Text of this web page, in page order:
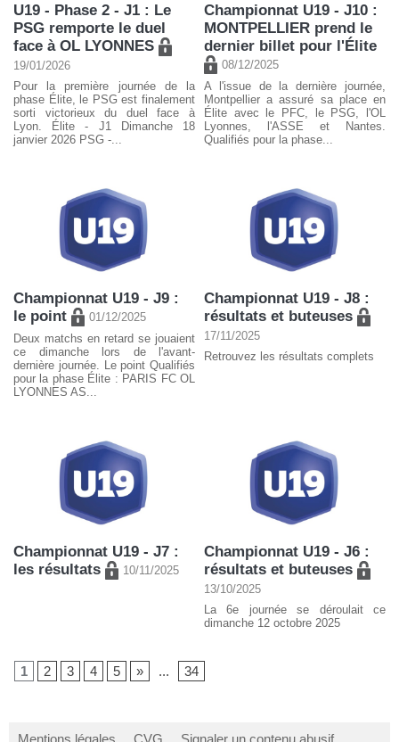
U19 - Phase 2 - J1 : Le
PSG remporte le duel
face à OL LYONNES
19/01/2026
Pour la première journée de la
phase Élite, le PSG est finalement
sorti victorieux du duel face à
Lyon. Élite - J1 Dimanche 18
janvier 2026 PSG -...
Championnat U19 - J10 :
MONTPELLIER prend le
dernier billet pour l'Élite
08/12/2025
A l'issue de la dernière journée,
Montpellier a assuré sa place en
Élite avec le PFC, le PSG, l'OL
Lyonnes, l'ASSE et Nantes.
Qualifiés pour la phase...
Championnat U19 - J9 :
le point
01/12/2025
Deux matchs en retard se jouaient
ce dimanche lors de l'avant-
dernière journée. Le point Qualifiés
pour la phase Élite : PARIS FC OL
LYONNES AS...
Championnat U19 - J8 :
résultats et buteuses
17/11/2025
Retrouvez les résultats complets
Championnat U19 - J7 :
les résultats
10/11/2025
Championnat U19 - J6 :
résultats et buteuses
13/10/2025
La 6e journée se déroulait ce
dimanche 12 octobre 2025
1 2 3 4 5 » ... 34
Mentions légales CVG Signaler un contenu abusif